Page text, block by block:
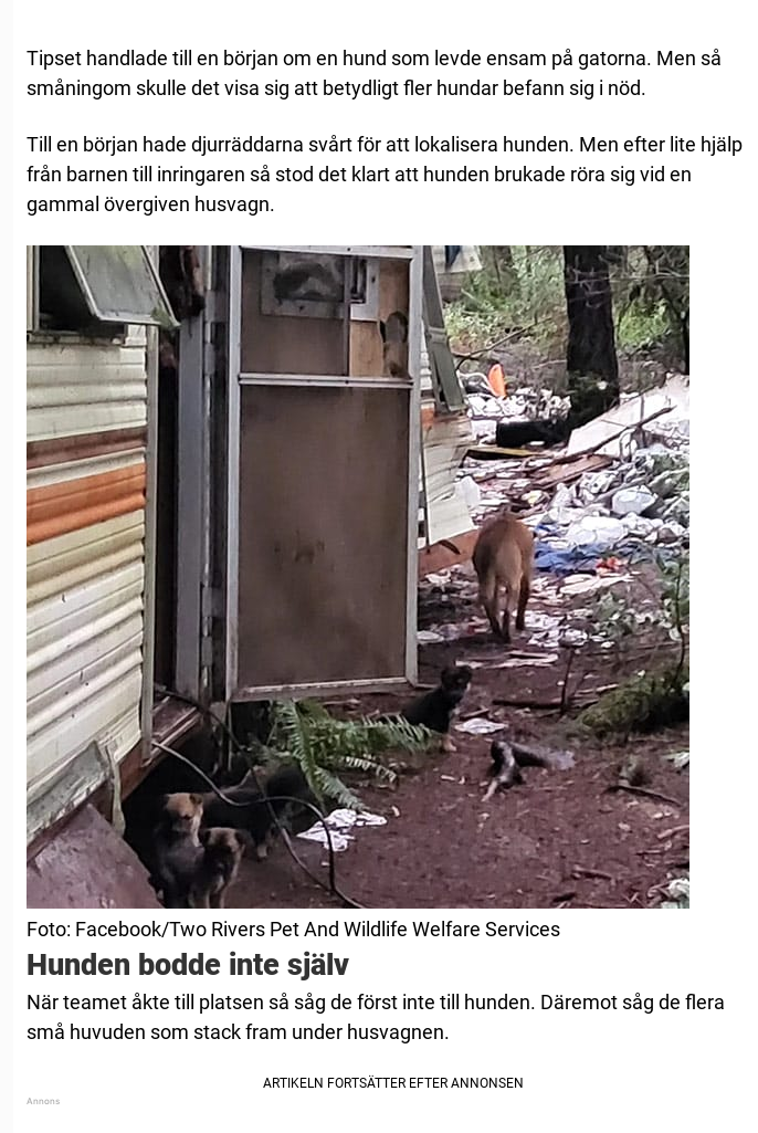
Tipset handlade till en början om en hund som levde ensam på gatorna. Men så
småningom skulle det visa sig att betydligt fler hundar befann sig i nöd.
Till en början hade djurräddarna svårt för att lokalisera hunden. Men efter lite hjälp
från barnen till inringaren så stod det klart att hunden brukade röra sig vid en
gammal övergiven husvagn.
Foto: Facebook/Two Rivers Pet And Wildlife Welfare Services
Hunden bodde inte själv
När teamet åkte till platsen så såg de först inte till hunden. Däremot såg de flera
små huvuden som stack fram under husvagnen.